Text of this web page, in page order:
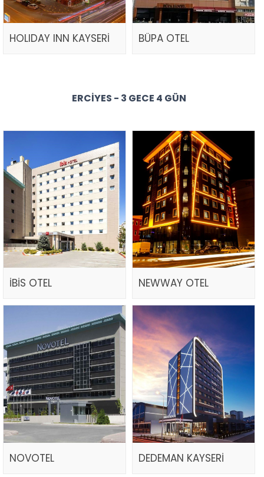
HOLIDAY INN KAYSERİ BÜPA OTEL
ERCIYES - 3 GECE 4 GÜN
İBİS OTEL NEWWAY OTEL
NOVOTEL DEDEMAN KAYSERİ